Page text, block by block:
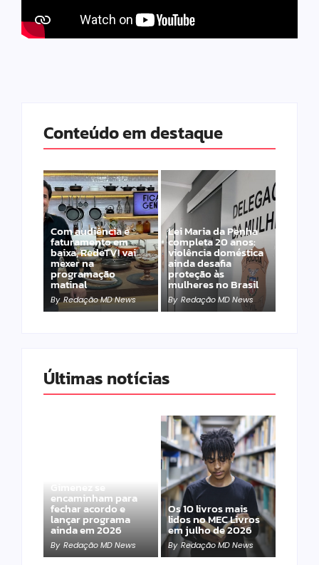
Conteúdo em destaque
Com audiência e
faturamento em
baixa, RedeTV! vai
mexer na
programação
matinal
By Redação MD News
Lei Maria da Penha
completa 20 anos:
violência doméstica
ainda desafia
proteção às
mulheres no Brasil
By Redação MD News
Últimas notícias
Gimenez se
encaminham para
fechar acordo e
lançar programa
ainda em 2026
By Redação MD News
Os 10 livros mais
lidos no MEC Livros
em julho de 2026
By Redação MD News